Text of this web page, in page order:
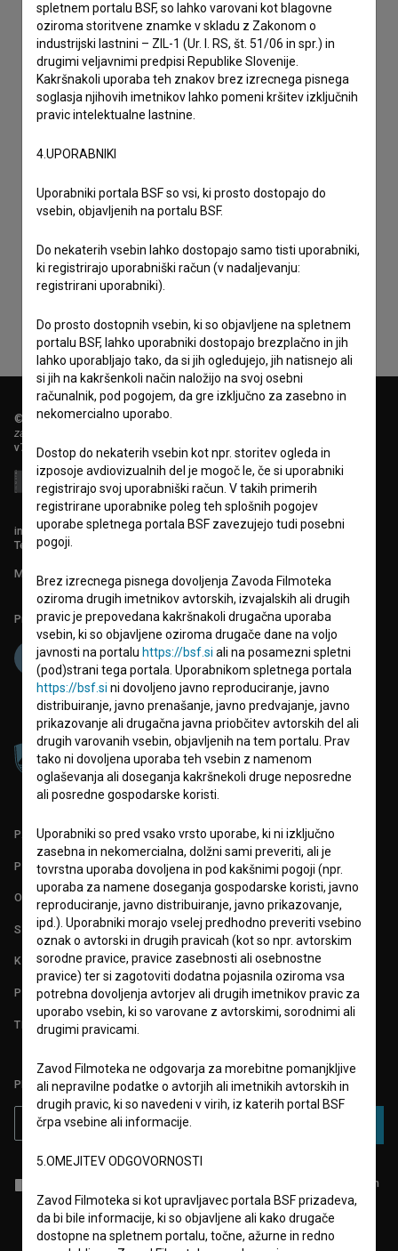
Sprejemam splošne pogoje in dajem soglasje
za
zbiranje, hrambo in obdelavo osebnih podatkov.
© 2018-2026, Filmoteka,
zavod za širjenje filmske kulture
v7.151.0
info@filmoteka.si
Tehnična pomoč: podpora@bsf.si
Mednarodna številka ISSN 2670-787X
Projekt sofinancira:
PARTNERJI
POGOJI UPORABE
O PROJEKTU
STATISTIKA
KONTAKT
POGOSTA VPRAŠANJA
TEST FUNKCIONALNOSTI
PRIJAVITE SE NA BSF NOVIČNIK:
za zbiranje, hrambo in
obdelavo osebnih podatkov.
spletnem portalu BSF, so lahko varovani kot blagovne
oziroma storitvene znamke v skladu z Zakonom o
industrijski lastnini – ZIL-1 (Ur. l. RS, št. 51/06 in spr.) in
drugimi veljavnimi predpisi Republike Slovenije.
Kakršnakoli uporaba teh znakov brez izrecnega pisnega
soglasja njihovih imetnikov lahko pomeni kršitev izključnih
pravic intelektualne lastnine.
4.UPORABNIKI
Uporabniki portala BSF so vsi, ki prosto dostopajo do
vsebin, objavljenih na portalu BSF.
Do nekaterih vsebin lahko dostopajo samo tisti uporabniki,
ki registrirajo uporabniški račun (v nadaljevanju:
registrirani uporabniki).
Do prosto dostopnih vsebin, ki so objavljene na spletnem
portalu BSF, lahko uporabniki dostopajo brezplačno in jih
lahko uporabljajo tako, da si jih ogledujejo, jih natisnejo ali
si jih na kakršenkoli način naložijo na svoj osebni
računalnik, pod pogojem, da gre izključno za zasebno in
nekomercialno uporabo.
Dostop do nekaterih vsebin kot npr. storitev ogleda in
izposoje avdiovizualnih del je mogoč le, če si uporabniki
registrirajo svoj uporabniški račun. V takih primerih
registrirane uporabnike poleg teh splošnih pogojev
uporabe spletnega portala BSF zavezujejo tudi posebni
pogoji.
Brez izrecnega pisnega dovoljenja Zavoda Filmoteka
oziroma drugih imetnikov avtorskih, izvajalskih ali drugih
pravic je prepovedana kakršnakoli drugačna uporaba
vsebin, ki so objavljene oziroma drugače dane na voljo
javnosti na portalu https://bsf.si ali na posamezni spletni
(pod)strani tega portala. Uporabnikom spletnega portala
https://bsf.si ni dovoljeno javno reproduciranje, javno
distribuiranje, javno prenašanje, javno predvajanje, javno
prikazovanje ali drugačna javna priobčitev avtorskih del ali
drugih varovanih vsebin, objavljenih na tem portalu. Prav
tako ni dovoljena uporaba teh vsebin z namenom
oglaševanja ali doseganja kakršnekoli druge neposredne
ali posredne gospodarske koristi.
Uporabniki so pred vsako vrsto uporabe, ki ni izključno
zasebna in nekomercialna, dolžni sami preveriti, ali je
tovrstna uporaba dovoljena in pod kakšnimi pogoji (npr.
uporaba za namene doseganja gospodarske koristi, javno
reproduciranje, javno distribuiranje, javno prikazovanje,
ipd.). Uporabniki morajo vselej predhodno preveriti vsebino
oznak o avtorski in drugih pravicah (kot so npr. avtorskim
sorodne pravice, pravice zasebnosti ali osebnostne
pravice) ter si zagotoviti dodatna pojasnila oziroma vsa
potrebna dovoljenja avtorjev ali drugih imetnikov pravic za
uporabo vsebin, ki so varovane z avtorskimi, sorodnimi ali
drugimi pravicami.
Zavod Filmoteka ne odgovarja za morebitne pomanjkljive
ali nepravilne podatke o avtorjih ali imetnikih avtorskih in
drugih pravic, ki so navedeni v virih, iz katerih portal BSF
črpa vsebine ali informacije.
5.OMEJITEV ODGOVORNOSTI
Zavod Filmoteka si kot upravljavec portala BSF prizadeva,
da bi bile informacije, ki so objavljene ali kako drugače
dostopne na spletnem portalu, točne, ažurne in redno